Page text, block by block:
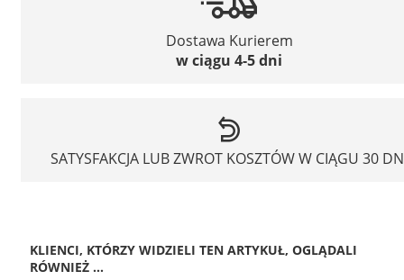
Dostawa Kurierem
w ciągu 4-5 dni
SATYSFAKCJA LUB ZWROT KOSZTÓW W CIĄGU 30
KLIENCI, KTÓRZY WIDZIELI TEN ARTYKUŁ, OGLĄDALI
RÓWNIEŻ ...